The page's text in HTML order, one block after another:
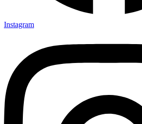
Instagram